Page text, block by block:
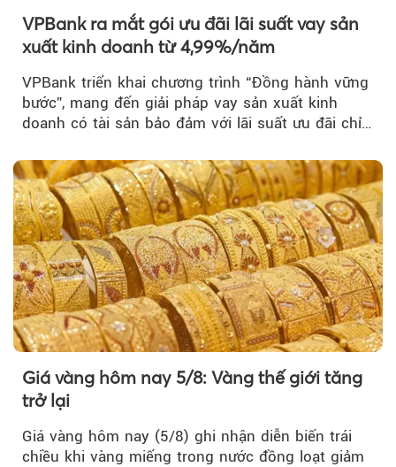
VPBank ra mắt gói ưu đãi lãi suất vay sản
xuất kinh doanh từ 4,99%/năm
VPBank triển khai chương trình “Đồng hành vững
bước”, mang đến giải pháp vay sản xuất kinh
doanh có tài sản bảo đảm với lãi suất ưu đãi chỉ
Giá vàng hôm nay 5/8: Vàng thế giới tăng
trở lại
Giá vàng hôm nay (5/8) ghi nhận diễn biến trái
chiều khi vàng miếng trong nước đồng loạt giảm